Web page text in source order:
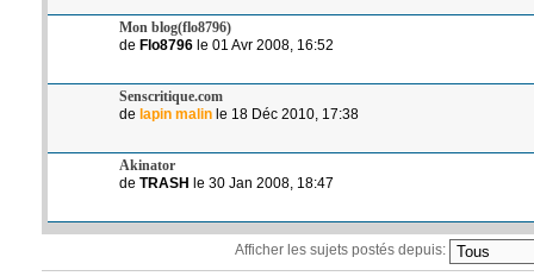
Mon blog(flo8796)
de Flo8796le 01 Avr 2008, 16:52
Senscritique.com
de lapin malinle 18 Déc 2010, 17:38
Akinator
de TRASH le 30 Jan 2008, 18:47
Afficher les sujets postés depuis: